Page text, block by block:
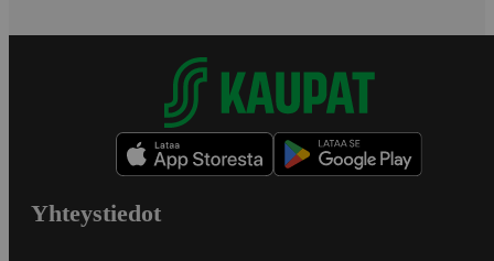
Yhteystiedot